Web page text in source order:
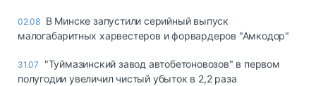
02.08 В Минске запустили серийный выпуск
малогабаритных харвестеров и форвардеров "Амкодор"
31.07
"Туймазинский завод автобетоновозов" в первом
полугодии увеличил чистый убыток в 2,2 раза